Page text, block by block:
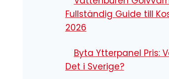
Fullständig Guide till
2026
Byta Ytterpanel Pris:
Det i Sverige?